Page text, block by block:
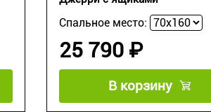
Спальное место:
25 790 ₽
В корзину